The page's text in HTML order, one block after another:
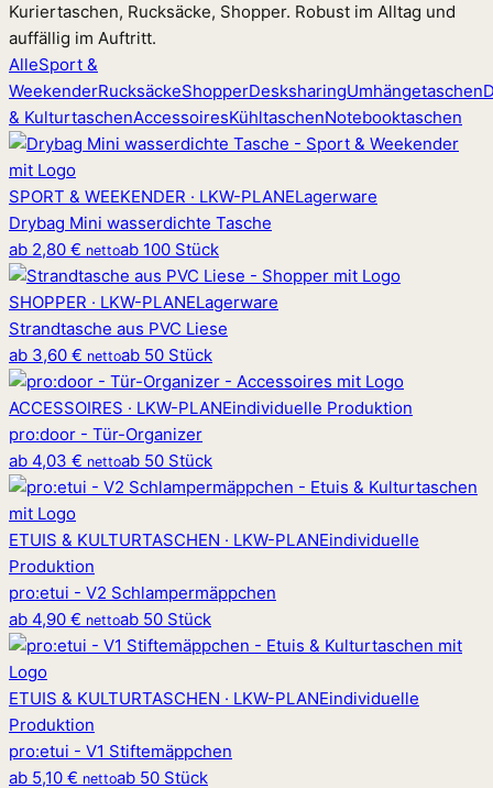
Kuriertaschen, Rucksäcke, Shopper. Robust im Alltag und
auffällig im Auftritt.
AlleSport &
WeekenderRucksäckeShopperDesksharingUmhängetaschen
& KulturtaschenAccessoiresKühltaschenNotebooktaschen
SPORT & WEEKENDER · LKW-PLANELagerware
Drybag Mini wasserdichte Tasche
ab 2,80 € nettoab 100 Stück
SHOPPER · LKW-PLANELagerware
Strandtasche aus PVC Liese
ab 3,60 € nettoab 50 Stück
ACCESSOIRES · LKW-PLANEindividuelle Produktion
pro:door - Tür-Organizer
ab 4,03 € nettoab 50 Stück
ETUIS & KULTURTASCHEN · LKW-PLANEindividuelle
Produktion
pro:etui - V2 Schlampermäppchen
ab 4,90 € nettoab 50 Stück
ETUIS & KULTURTASCHEN · LKW-PLANEindividuelle
Produktion
pro:etui - V1 Stiftemäppchen
ab 5,10 € nettoab 50 Stück